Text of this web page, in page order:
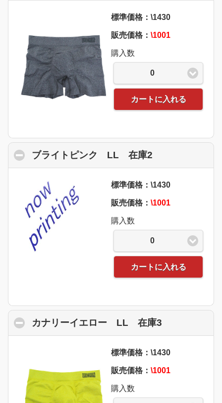
標準価格：\1430
販売価格： \1001
購入数
0
カートに入れる
ブライトピンク LL 在庫2
標準価格：\1430
販売価格： \1001
購入数
0
カートに入れる
カナリーイエロー LL 在庫3
標準価格：\1430
販売価格： \1001
購入数